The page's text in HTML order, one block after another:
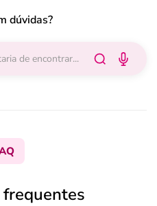
dúvidas?